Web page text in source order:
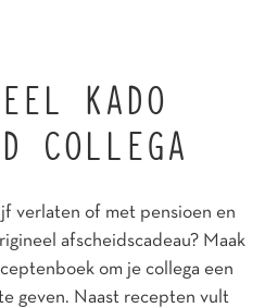
KADO
COLLEGA
verlaten of met pensioen en
afscheidscadeau? Maak
om je collega een
geven. Naast recepten vult